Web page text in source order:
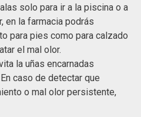
solo para ir a la piscina o a
en la farmacia podrás
para pies como para calzado
el mal olor.
la uñas encarnadas
caso de detectar que
o mal olor persistente,